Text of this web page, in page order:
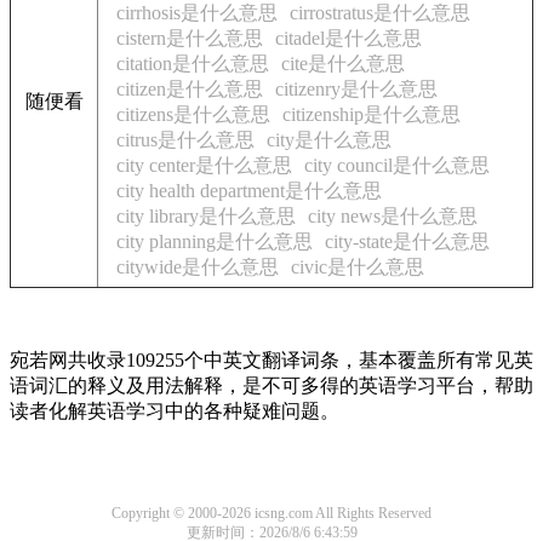
随便看
cirrhosis是什么意思
cirrostratus是什么意思
cistern是什么意思
citadel是什么意思
citation是什么意思
cite是什么意思
citizen是什么意思
citizenry是什么意思
citizens是什么意思
citizenship是什么意思
citrus是什么意思
city是什么意思
city center是什么意思
city council是什么意思
city health department是什么意思
city library是什么意思
city news是什么意思
city planning是什么意思
city-state是什么意思
citywide是什么意思
civic是什么意思
宛若网共收录109255个中英文翻译词条，基本覆盖所有常见英
语词汇的释义及用法解释，是不可多得的英语学习平台，帮助
读者化解英语学习中的各种疑难问题。
Copyright © 2000-2026 icsng.com All Rights Reserved
更新时间：2026/8/6 6:43:59